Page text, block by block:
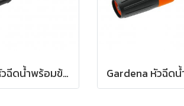
Gardena ชุดหัวฉีดน้ำพร้อมข้อต่อน้ำ (18291-20)